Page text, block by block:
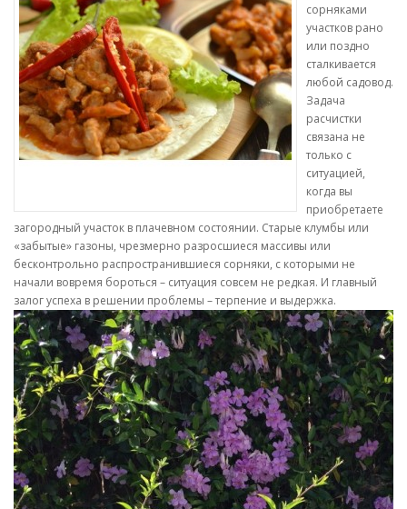
сорняками
участков рано
или поздно
сталкивается
любой садовод.
Задача
расчистки
связана не
только с
ситуацией,
когда вы
приобретаете
загородный участок в плачевном состоянии. Старые клумбы или
«забытые» газоны, чрезмерно разросшиеся массивы или
бесконтрольно распространившиеся сорняки, с которыми не
начали вовремя бороться – ситуация совсем не редкая. И главный
залог успеха в решении проблемы – терпение и выдержка.